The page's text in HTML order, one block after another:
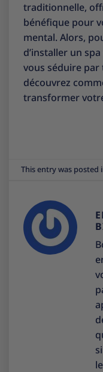
traditionnelle,
bénéfique pour
mental. Alors,
d’installer un
vous séduire par
découvrez
transformer
This entry was posted